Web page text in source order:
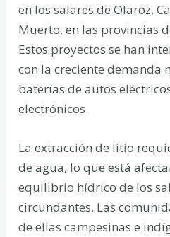
en los salares de Olaroz,
Muerto, en las provincias
Estos proyectos se han
con la creciente demanda
baterías de autos
electrónicos.
La extracción de litio
de agua, lo que está
equilibrio hídrico de los
circundantes. Las
de ellas campesinas e